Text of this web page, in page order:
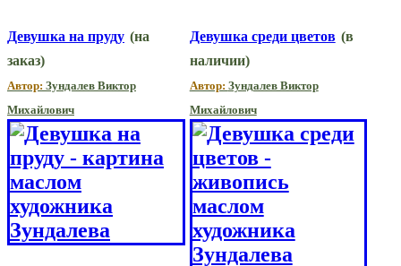
Девушка на пруду (на
заказ)
Автор: Зундалев Виктор
Михайлович
Девушка среди цветов (в
наличии)
Автор: Зундалев Виктор
Михайлович